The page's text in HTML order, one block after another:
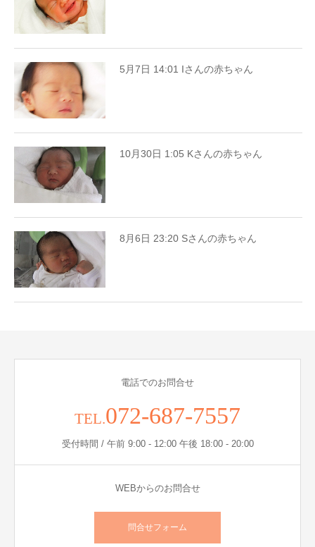
5月7日 14:01 Iさんの赤ちゃん
10月30日 1:05 Kさんの赤ちゃん
8月6日 23:20 Sさんの赤ちゃん
電話でのお問合せ
TEL.072-687-7557
受付時間 / 午前 9:00 - 12:00 午後 18:00 - 20:00
WEBからのお問合せ
問合せフォーム